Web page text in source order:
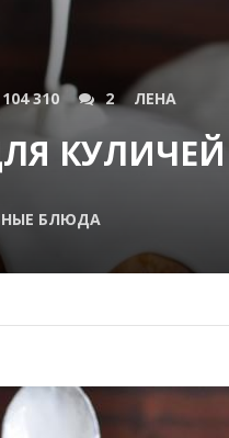
104 310 2 ЛЕНА
КУЛИЧЕЙ
БЛЮДА